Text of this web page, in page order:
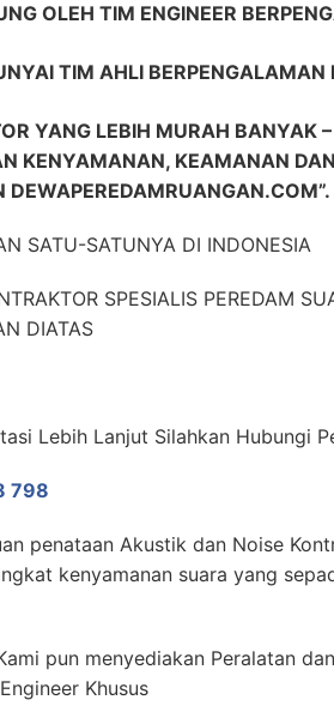
OLEH TIM ENGINEER
TIM AHLI BERPENGALAMAN
YANG LEBIH MURAH BANYAK
KENYAMANAN, KEAMANAN
DEWAPEREDAMRUANGAN.COM”.
SATU-SATUNYA DI INDONESIA
SPESIALIS PEREDAM
DIATAS
Lebih Lanjut Silahkan Hubungi
798
penataan Akustik dan Noise
kenyamanan suara yang
pun menyediakan Peralatan
Khusus